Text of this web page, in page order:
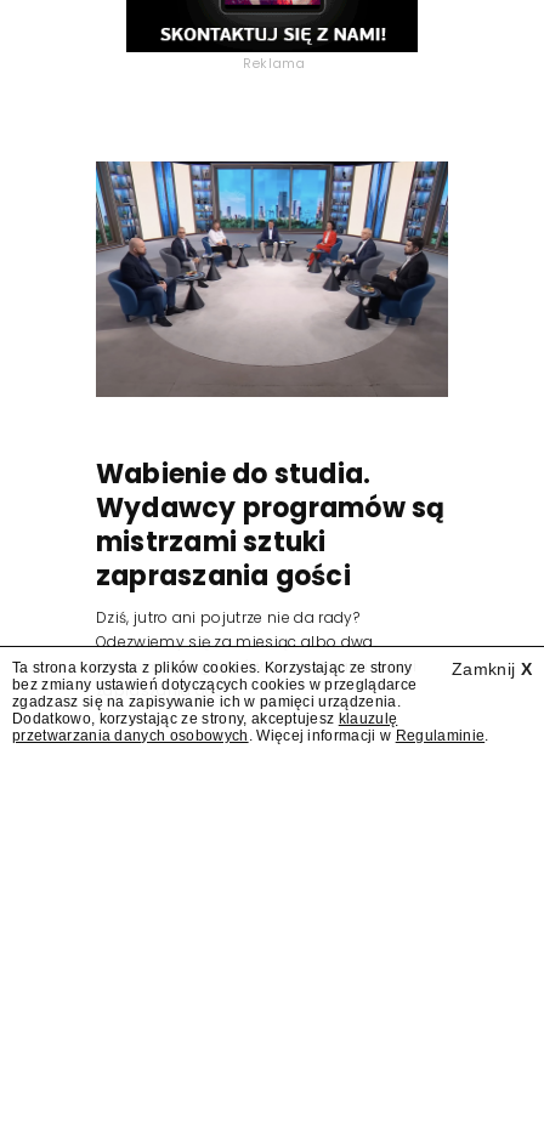
Reklama
Wabienie do studia.
Wydawcy programów są
mistrzami sztuki
zapraszania gości
Dziś, jutro ani pojutrze nie da rady?
Odezwiemy się za miesiąc albo dwa.
Wydawcy programów są mistrzami sztuki
zapraszania gości.
Zamknij X
Ta strona korzysta z plików cookies. Korzystając ze strony
bez zmiany ustawień dotyczących cookies w przeglądarce
zgadzasz się na zapisywanie ich w pamięci urządzenia.
Dodatkowo, korzystając ze strony, akceptujesz klauzulę
przetwarzania danych osobowych . Więcej informacji w Regulaminie.